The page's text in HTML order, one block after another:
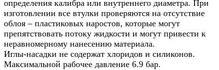
определения калибра или внутреннего диаметра. При
изготовлении все втулки проверяются на отсутствие
облоя – пластиковых наростов, которые могут
препятствовать потоку жидкости и могут привести к
неравномерному нанесению материала.
Иглы-насадки не содержат хлоридов и силиконов.
Максимальной рабочее давление 6.9 бар.